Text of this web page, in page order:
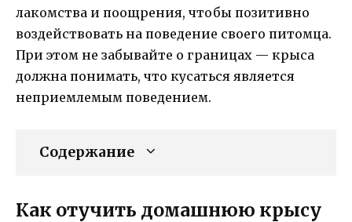
лакомства и поощрения, чтобы позитивно
воздействовать на поведение своего питомца.
При этом не забывайте о границах — крыса
должна понимать, что кусаться является
неприемлемым поведением.
Содержание
Как отучить домашнюю крысу